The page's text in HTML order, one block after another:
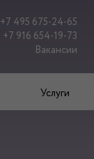
+7 495 675-24-65
+7 916 654-19-73
Вакансии
Услуги